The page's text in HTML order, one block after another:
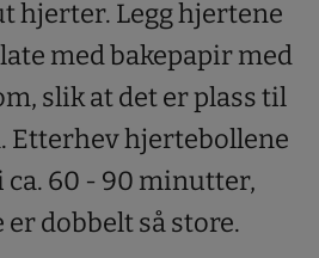
hjerter. Legg hjertene
med bakepapir med
slik at det er plass til
Etterhev hjertebollene
ca. 60 - 90 minutter,
er dobbelt så store.